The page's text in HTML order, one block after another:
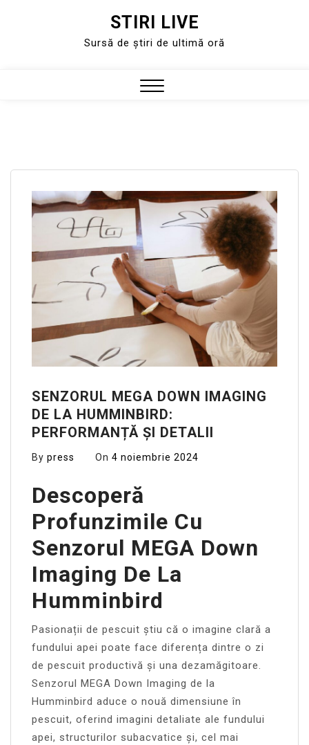
STIRI LIVE
Sursă de știri de ultimă oră
SENZORUL MEGA DOWN IMAGING
DE LA HUMMINBIRD:
PERFORMANȚĂ ȘI DETALII
By press On 4 noiembrie 2024
Descoperă
Profunzimile Cu
Senzorul MEGA Down
Imaging De La
Humminbird
Pasionații de pescuit știu că o imagine clară a
fundului apei poate face diferența dintre o zi
de pescuit productivă și una dezamăgitoare.
Senzorul MEGA Down Imaging de la
Humminbird aduce o nouă dimensiune în
pescuit, oferind imagini detaliate ale fundului
apei, structurilor subacvatice și, cel mai